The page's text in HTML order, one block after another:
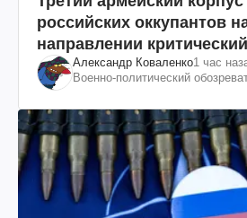
российских оккупантов
направлении
как это удалось
Александр Коваленко1 час
Военно-политический